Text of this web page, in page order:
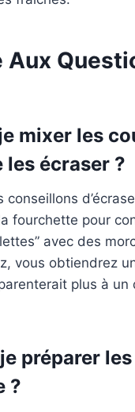
Aux
mixer les
les écraser ?
conseillons
fourchette pour
avec des
vous obtiendrez
plus à un
préparer
?